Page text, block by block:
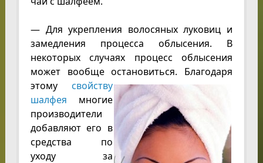
— Для укрепления волосяных луковиц и
замедления процесса облысения. В
некоторых случаях процесс облысения
может вообще остановиться. Благодаря
этомусвойству
шалфея многие
производители
добавляют его в
средства по
уходу за